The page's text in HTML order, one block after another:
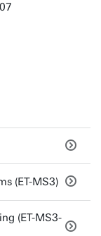
(ET-MS3)
(ET-MS3-